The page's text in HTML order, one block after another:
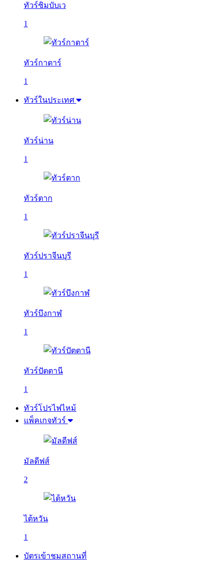
ทัวร์ซิมบับเว
1
ทัวร์กาตาร์
1
ทัวร์ในประเทศ
ทัวร์น่าน
1
ทัวร์ตาก
1
ทัวร์ปราจีนบุรี
1
ทัวร์บึงกาฬ
1
ทัวร์ปัตตานี
1
ทัวร์โปรไฟไหม้
แพ็คเกจทัวร์
มัลดีฟส์
2
ไต้หวัน
1
บัตรเข้าชมสถานที่